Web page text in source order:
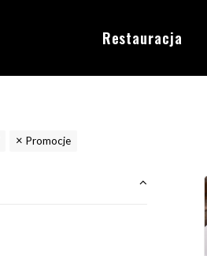
Restauracja
Promocje